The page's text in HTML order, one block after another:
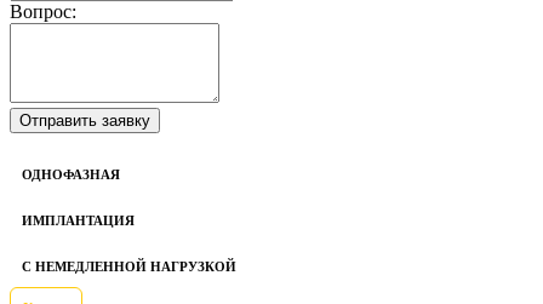
Вопрос:
ОДНОФАЗНАЯ
ИМПЛАНТАЦИЯ
С НЕМЕДЛЕННОЙ НАГРУЗКОЙ